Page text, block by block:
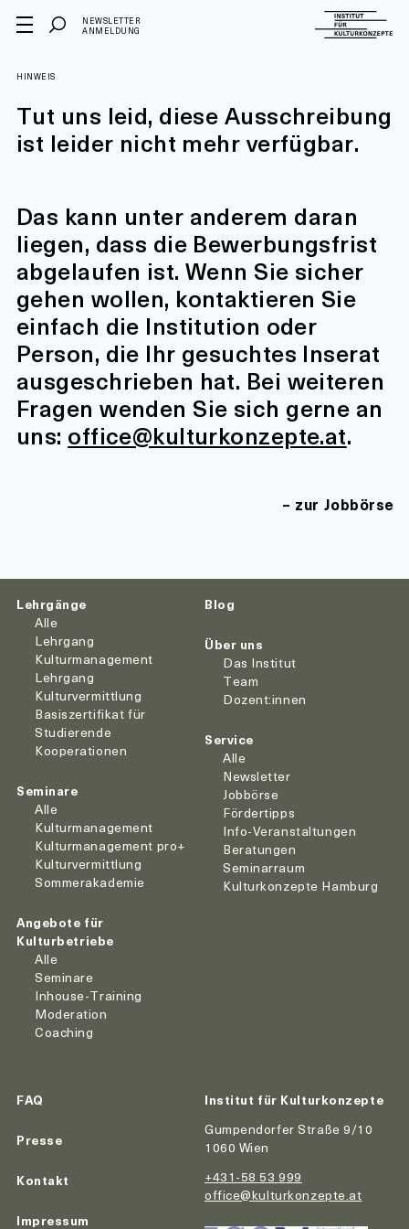
NEWSLETTER
ANMELDUNG
HINWEIS
Tut uns leid, diese Ausschreibung
ist leider nicht mehr verfügbar.
Das kann unter anderem daran
liegen, dass die Bewerbungsfrist
abgelaufen ist. Wenn Sie sicher
gehen wollen, kontaktieren Sie
einfach die Institution oder
Person, die Ihr gesuchtes Inserat
ausgeschrieben hat. Bei weiteren
Fragen wenden Sie sich gerne an
uns: office@kulturkonzepte.at.
zur Jobbörse
Lehrgänge
Alle
Lehrgang
Kulturmanagement
Lehrgang
Kulturvermittlung
Basiszertifikat für
Studierende
Kooperationen
Seminare
Alle
Kulturmanagement
Kulturmanagement pro+
Kulturvermittlung
Sommerakademie
Angebote für
Kulturbetriebe
Alle
Seminare
Inhouse-Training
Moderation
Coaching
Blog
Über uns
Das Institut
Team
Dozent:innen
Service
Alle
Newsletter
Jobbörse
Fördertipps
Info-Veranstaltungen
Beratungen
Seminarraum
Kulturkonzepte Hamburg
FAQ
Presse
Kontakt
Impressum
Institut für Kulturkonzepte
Gumpendorfer Straße 9/10
1060 Wien
+431-58 53 999
office@kulturkonzepte.at